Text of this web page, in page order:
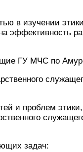
в изучении
эффективность
ГУ МЧС по
и проблем
задач: